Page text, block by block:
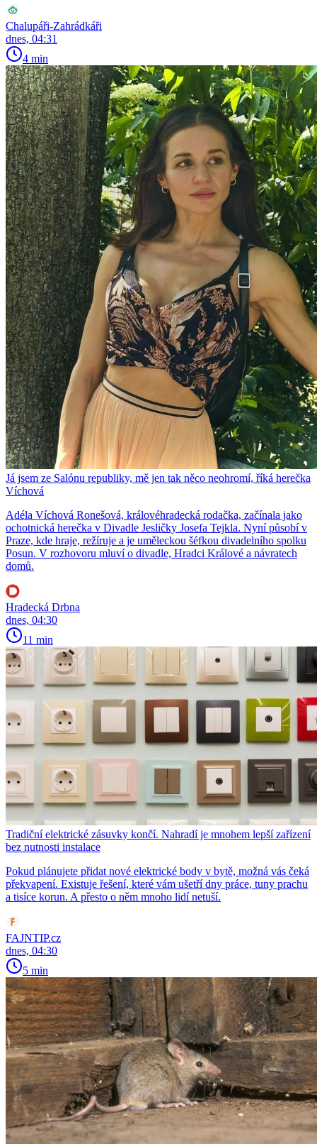
Chalupáři-Zahrádkáři
dnes, 04:31
4 min
Já jsem ze Salónu republiky, mě jen tak něco neohromí, říká herečka
Víchová
Adéla Víchová Ronešová, královéhradecká rodačka, začínala jako
ochotnická herečka v Divadle Jesličky Josefa Tejkla. Nyní působí v
Praze, kde hraje, režíruje a je uměleckou šéfkou divadelního spolku
Posun. V rozhovoru mluví o divadle, Hradci Králové a návratech
domů.
Hradecká Drbna
dnes, 04:30
11 min
Tradiční elektrické zásuvky končí. Nahradí je mnohem lepší zařízení
bez nutnosti instalace
Pokud plánujete přidat nové elektrické body v bytě, možná vás čeká
překvapení. Existuje řešení, které vám ušetří dny práce, tuny prachu
a tisíce korun. A přesto o něm mnoho lidí netuší.
FAJNTIP.cz
dnes, 04:30
5 min